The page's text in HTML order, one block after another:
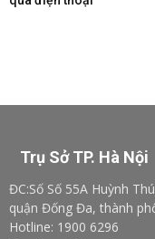
Trụ Sở TP. Hà Nội
ĐC:Số Số 55A Huỳnh
quận Đống Đa, thành
Hotline: 1900 6296